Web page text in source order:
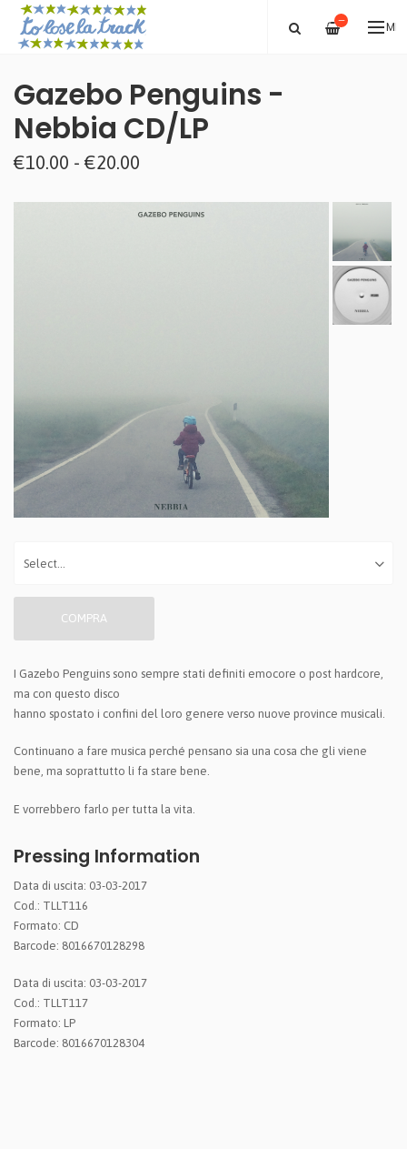
—
Gazebo Penguins -
Nebbia CD/LP
€10.00 - €20.00
COMPRA
I Gazebo Penguins sono sempre stati definiti emocore o post hardcore,
ma con questo disco
hanno spostato i confini del loro genere verso nuove province musicali.
Continuano a fare musica perché pensano sia una cosa che gli viene
bene, ma soprattutto li fa stare bene.
E vorrebbero farlo per tutta la vita.
Pressing Information
Data di uscita: 03-03-2017
Cod.: TLLT116
Formato: CD
Barcode: 8016670128298
Data di uscita: 03-03-2017
Cod.: TLLT117
Formato: LP
Barcode: 8016670128304